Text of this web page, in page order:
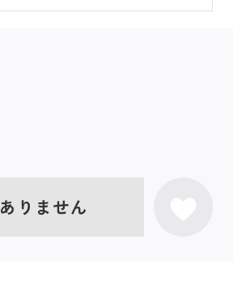
りません